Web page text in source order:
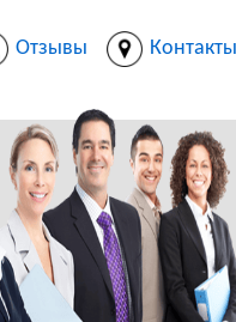
Отзывы